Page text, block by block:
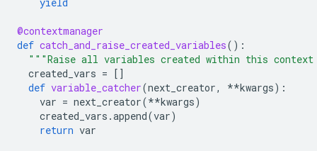
@contextmanager
def catch_and_raise_created_variables():
"""Raise all variables created within this
created_vars = []
def variable_catcher(next_creator, **kwargs):
var = next_creator(**kwargs)
created_vars .append(var)
return var